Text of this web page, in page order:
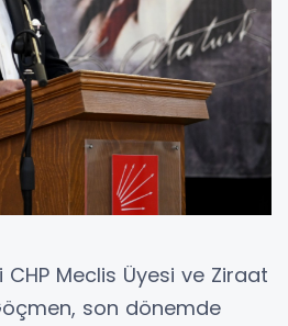
CHP Meclis Üyesi ve Ziraat
son dönemde